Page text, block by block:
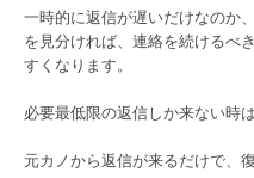
一時的に返信が遅いだけなのか
を見分ければ、連絡を続けるべ
すくなります。
必要最低限の返信しか来ない時
元カノから返信が来るだけで、